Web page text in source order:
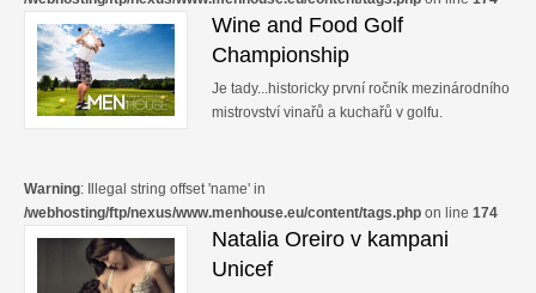
Wine and Food Golf
Championship
Je tady...historicky první ročník mezinárodního
mistrovství vinařů a kuchařů v golfu.
Warning: Illegal string offset 'name' in
/webhosting/ftp/nexus/www.menhouse.eu/content/tags.php on line 174
Natalia Oreiro v kampani
Unicef